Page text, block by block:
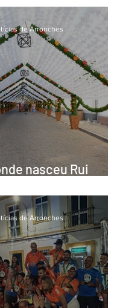
de Formação de
nasceu Rui
Festas do Povo
Maior
de Arronches
de Arronches